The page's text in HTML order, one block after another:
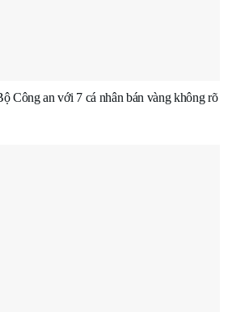
Công an với 7 cá nhân bán vàng không rõ